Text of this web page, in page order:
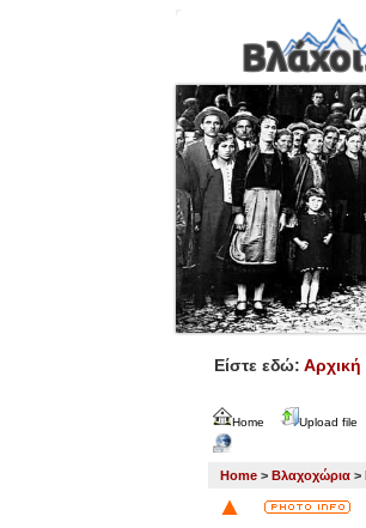
Είστε εδώ: Αρχική
Home Upload file
Home > Βλαχοχώρια >